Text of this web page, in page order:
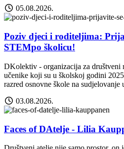
05.08.2026.
Poziv djeci i roditeljima:
STEMpo školicu!
DKolektiv - organizacija za društveni
učenike koji su u školskoj godini
razred osnovne škole na
03.08.2026.
Faces of DAtelje - Lilia